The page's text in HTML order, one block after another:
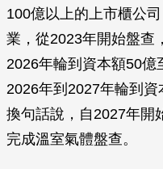
100億以上的上市櫃公
業，從2023年開始盤查
2026年輪到資本額50億
2026年到2027年輪到資
換句話說，自2027年開
完成溫室氣體盤查。